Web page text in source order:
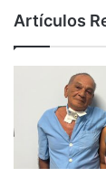
Artículos